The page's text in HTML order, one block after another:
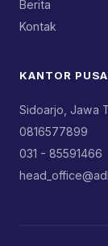
Berita
Kontak
KANTOR
Sidoarjo, Jawa
0816577899
031 - 85591466